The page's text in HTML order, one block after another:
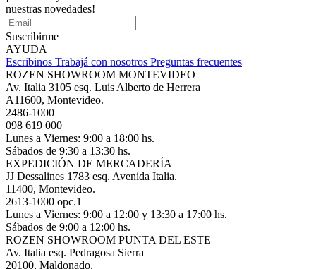
nuestras novedades!
Suscribirme
AYUDA
Escribinos Trabajá con nosotros Preguntas frecuentes
ROZEN SHOWROOM MONTEVIDEO
Av. Italia 3105 esq. Luis Alberto de Herrera
A11600, Montevideo.
2486-1000
098 619 000
Lunes a Viernes: 9:00 a 18:00 hs.
Sábados de 9:30 a 13:30 hs.
EXPEDICIÓN DE MERCADERÍA
JJ Dessalines 1783 esq. Avenida Italia.
11400, Montevideo.
2613-1000 opc.1
Lunes a Viernes: 9:00 a 12:00 y 13:30 a 17:00 hs.
Sábados de 9:00 a 12:00 hs.
ROZEN SHOWROOM PUNTA DEL ESTE
Av. Italia esq. Pedragosa Sierra
20100, Maldonado.